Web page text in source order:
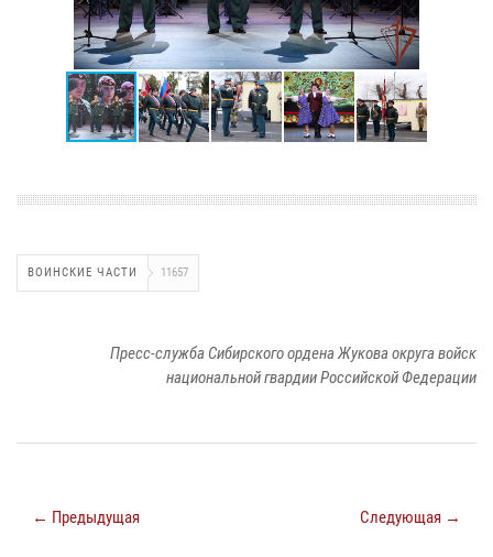
ВОИНСКИЕ ЧАСТИ 11657
Пресс-служба Сибирского ордена Жукова округа войск
национальной гвардии Российской Федерации
← Предыдущая Следующая →